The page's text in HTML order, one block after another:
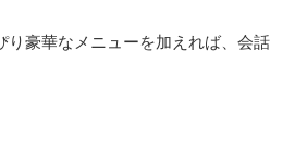
り豪華なメニューを加えれば、会話